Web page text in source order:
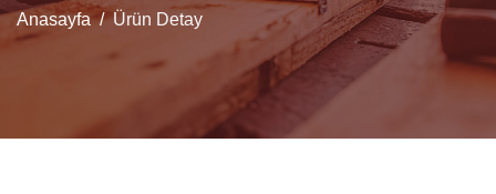
Anasayfa Ürün Detay